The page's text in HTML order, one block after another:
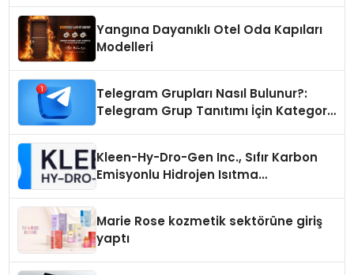
Yangına Dayanıklı Otel Oda Kapıları
Modelleri
Telegram Grupları Nasıl Bulunur?:
Telegram Grup Tanıtımı İçin Kategori
Kleen-Hy-Dro-Gen Inc., Sıfır Karbon
Emisyonlu Hidrojen Isıtma
Marie Rose kozmetik sektörüne giriş
yaptı